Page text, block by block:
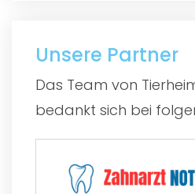
Unsere Partner
Das Team von
bedankt sich bei